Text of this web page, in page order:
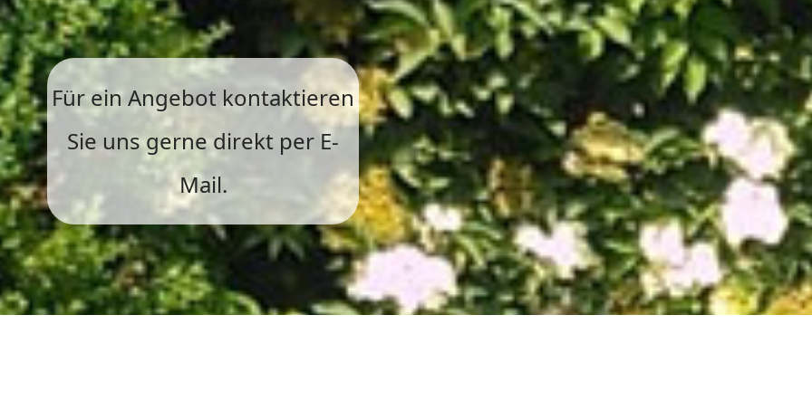
Für ein Angebot kontaktieren
Sie uns gerne direkt per E-
Mail.